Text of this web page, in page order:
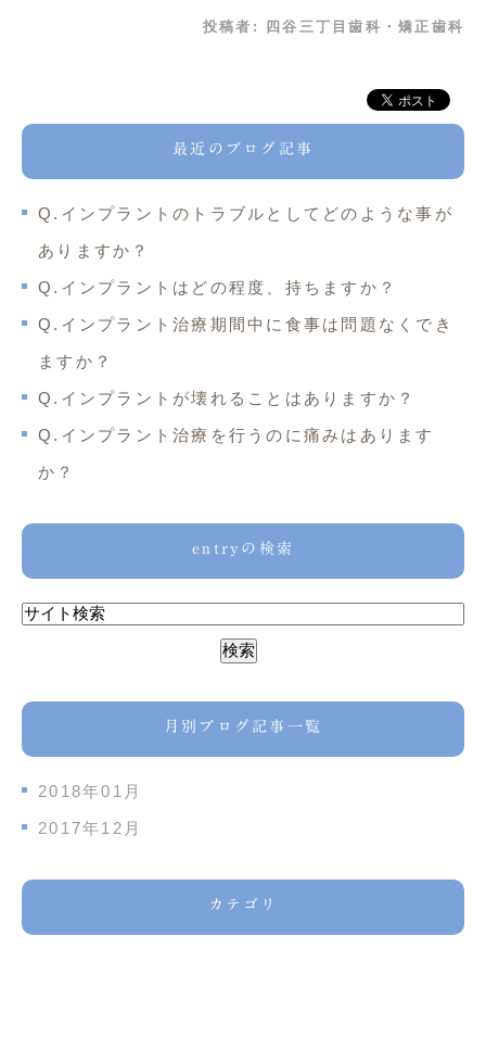
投稿者: 四谷三丁目歯科・矯正歯科
最近のブログ記事
Q.インプラントのトラブルとしてどのような事が
ありますか？
Q.インプラントはどの程度、持ちますか？
Q.インプラント治療期間中に食事は問題なくでき
ますか？
Q.インプラントが壊れることはありますか？
Q.インプラント治療を行うのに痛みはあります
か？
entryの検索
月別ブログ記事一覧
2018年01月
2017年12月
カテゴリ